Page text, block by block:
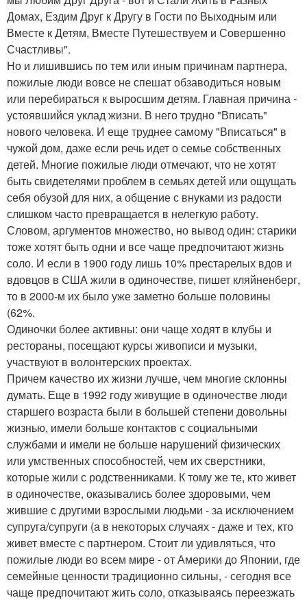
Домах, Ездим Друг к Другу в Гости по Выходным или
Вместе к Детям, Вместе Путешествуем и Совершенно
Счастливы".
Но и лишившись по тем или иным причинам партнера,
пожилые люди вовсе не спешат обзаводиться новым
или перебираться к выросшим детям. Главная причина -
устоявшийся уклад жизни. В него трудно "Вписать"
нового человека. И еще труднее самому "Вписаться" в
чужой дом, даже если речь идет о семье собственных
детей. Многие пожилые люди отмечают, что не хотят
быть свидетелями проблем в семьях детей или ощущать
себя обузой для них, а общение с внуками из радости
слишком часто превращается в нелегкую работу.
Словом, аргументов множество, но вывод один: старики
тоже хотят быть одни и все чаще предпочитают жизнь
соло. И если в 1900 году лишь 10% престарелых вдов и
вдовцов в США жили в одиночестве, пишет кляйненберг,
то в 2000-м их было уже заметно больше половины
(62%.
Одиночки более активны: они чаще ходят в клубы и
рестораны, посещают курсы живописи и музыки,
участвуют в волонтерских проектах.
Причем качество их жизни лучше, чем многие склонны
думать. Еще в 1992 году живущие в одиночестве люди
старшего возраста были в большей степени довольны
жизнью, имели больше контактов с социальными
службами и имели не больше нарушений физических
или умственных способностей, чем их сверстники,
которые жили с родственниками. К тому же те, кто живет
в одиночестве, оказывались более здоровыми, чем
жившие с другими взрослыми людьми - за исключением
супруга/супруги (а в некоторых случаях - даже и тех, кто
живет вместе с партнером. Стоит ли удивляться, что
пожилые люди во всем мире - от Америки до Японии, где
семейные ценности традиционно сильны, - сегодня все
чаще предпочитают жить соло, отказываясь переезжать